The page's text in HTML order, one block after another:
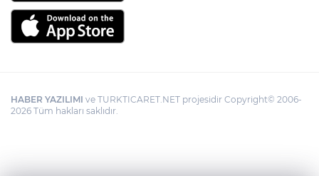
HABER YAZILIMI ve TURKTICARET.NET projesidir Copyright© 2006-
2026 Tüm hakları saklıdır.